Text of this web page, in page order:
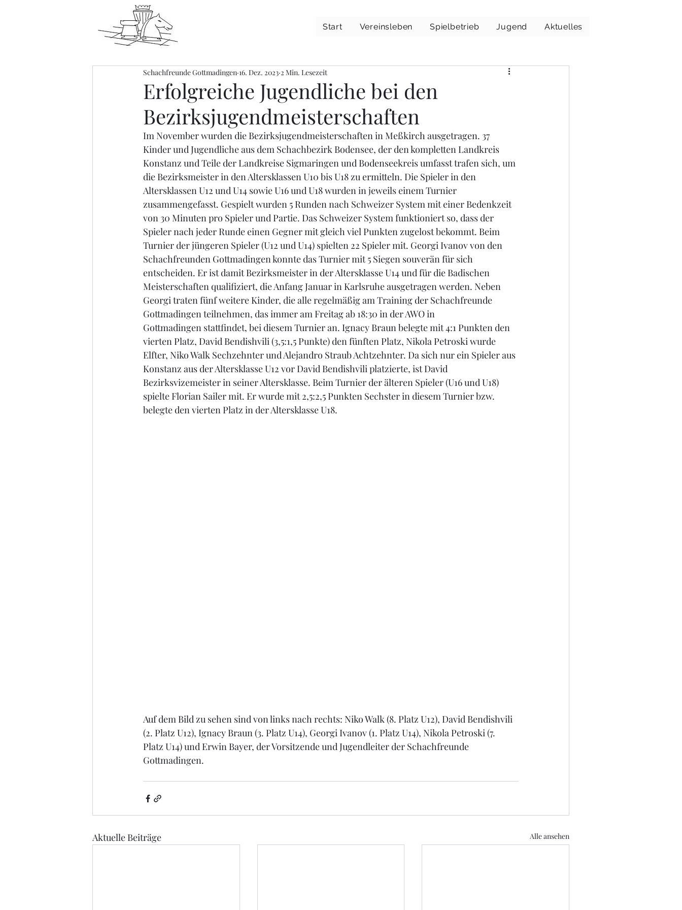
Start Vereinsleben Spielbetrieb Jugend Aktuelles
Erfolgreiche Jugendliche bei den
Bezirksjugendmeisterschaften
Schachfreunde Gottmadingen 16. Dez. 2023 2 Min. Lesezeit
Im November wurden die Bezirksjugendmeisterschaften in Meßkirch ausgetragen. 37
Kinder und Jugendliche aus dem Schachbezirk Bodensee, der den kompletten Landkreis
Konstanz und Teile der Landkreise Sigmaringen und Bodenseekreis umfasst trafen sich, um
die Bezirksmeister in den Altersklassen U10 bis U18 zu ermitteln. Die Spieler in den
Altersklassen U12 und U14 sowie U16 und U18 wurden in jeweils einem Turnier
zusammengefasst. Gespielt wurden 5 Runden nach Schweizer System mit einer Bedenkzeit
von 30 Minuten pro Spieler und Partie. Das Schweizer System funktioniert so, dass der
Spieler nach jeder Runde einen Gegner mit gleich viel Punkten zugelost bekommt. Beim
Turnier der jüngeren Spieler (U12 und U14) spielten 22 Spieler mit. Georgi Ivanov von den
Schachfreunden Gottmadingen konnte das Turnier mit 5 Siegen souverän für sich
entscheiden. Er ist damit Bezirksmeister in der Altersklasse U14 und für die Badischen
Meisterschaften qualifiziert, die Anfang Januar in Karlsruhe ausgetragen werden. Neben
Georgi traten fünf weitere Kinder, die alle regelmäßig am Training der Schachfreunde
Gottmadingen teilnehmen, das immer am Freitag ab 18:30 in der AWO in
Gottmadingen stattfindet, bei diesem Turnier an. Ignacy Braun belegte mit 4:1 Punkten den
vierten Platz, David Bendishvili (3,5:1,5 Punkte) den fünften Platz, Nikola Petroski wurde
Elfter, Niko Walk Sechzehnter und Alejandro Straub Achtzehnter. Da sich nur ein Spieler aus
Konstanz aus der Altersklasse U12 vor David Bendishvili platzierte, ist David
Bezirksvizemeister in seiner Altersklasse. Beim Turnier der älteren Spieler (U16 und U18)
spielte Florian Sailer mit. Er wurde mit 2,5:2,5 Punkten Sechster in diesem Turnier bzw.
belegte den vierten Platz in der Altersklasse U18.
Auf dem Bild zu sehen sind von links nach rechts: Niko Walk (8. Platz U12), David Bendishvili
(2. Platz U12), Ignacy Braun (3. Platz U14), Georgi Ivanov (1. Platz U14), Nikola Petroski (7.
Platz U14) und Erwin Bayer, der Vorsitzende und Jugendleiter der Schachfreunde
Gottmadingen.
Aktuelle Beiträge Alle ansehen